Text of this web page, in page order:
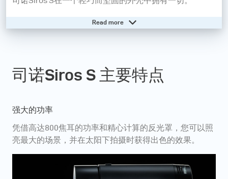
此外，我们的最新型号仍然保持配备布朗原本的卡口，它
Read more
司诺Siros S 主要特点
强大的功率
凭借高达800焦耳的功率和精心计算的反光罩，您可以照
亮最大的场景，并在太阳下拍摄时获得出色的效果。